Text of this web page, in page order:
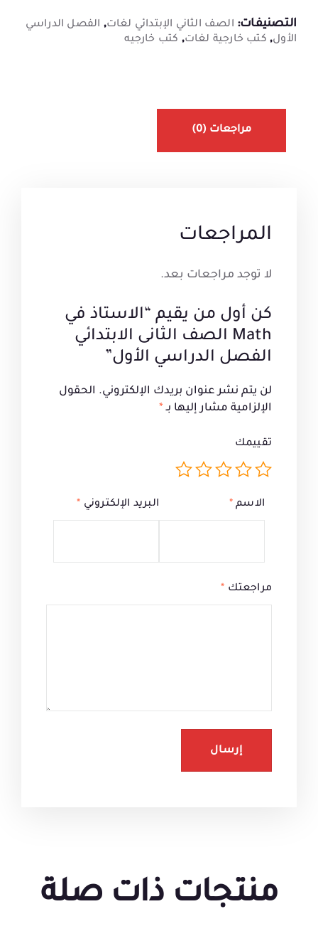
التصنيفات: الصف الثاني الإبتدائي لغات, الفصل الدراسي
الأول, كتب خارجية لغات, كتب خارجيه
مراجعات (0)
المراجعات
لا توجد مراجعات بعد.
كن أول من يقيم “الاستاذ في
Math الصف الثانى الابتدائي
الفصل الدراسي الأول”
لن يتم نشر عنوان بريدك الإلكتروني. الحقول
الإلزامية مشار إليها بـ *
تقييمك
مراجعتك *
الاسم* البريد الإلكتروني *
منتجات ذات صلة